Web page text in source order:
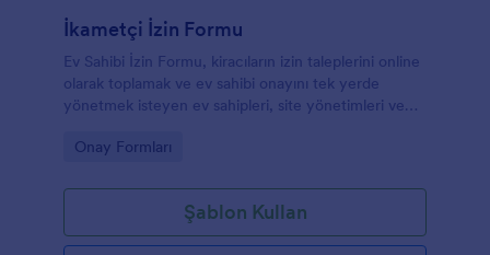
İkametçi İzin Formu
Ev Sahibi İzin Formu, kiracıların izin taleplerini online
olarak toplamak ve ev sahibi onayını tek yerde
yönetmek isteyen ev sahipleri, site yönetimleri ve
sunar.
Go to Category:
Onay Formları
Şablon Kullan